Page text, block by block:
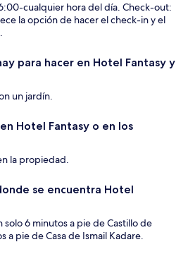
cualquier hora del día. Check-out:
la opción de hacer el check-in y el
para hacer en Hotel Fantasy y
un jardín.
Hotel Fantasy o en los
la propiedad.
se encuentra Hotel
solo 6 minutos a pie de Castillo de
a pie de Casa de Ismail Kadare.